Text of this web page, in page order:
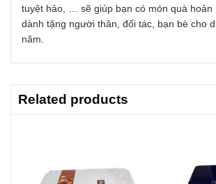
tuyệt hảo, … sẽ giúp bạn có món quà hoản
dành tặng người thân, đối tác, bạn bè cho
năm.
Related products